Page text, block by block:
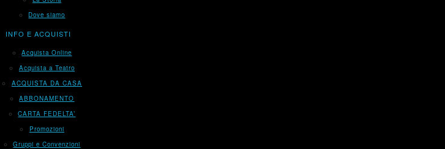
Dove siamo
INFO E ACQUISTI
Acquista Online
Acquista a Teatro
ACQUISTA DA CASA
ABBONAMENTO
CARTA FEDELTA’
Promozioni
Gruppi e Convenzioni